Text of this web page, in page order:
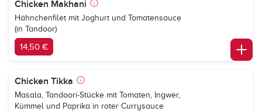
Chicken Makhani
Hähnchenfilet mit Joghurt und Tomatensauce
(in Tandoor)
14,50 €
Chicken Tikka
Masala, Tandoori-Stücke mit Tomaten, Ingwer,
Kümmel und Paprika in roter Currysauce